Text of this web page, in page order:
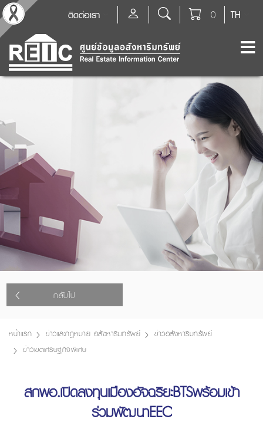
TH
0
ติดต่อเรา
กลับไป
หน้าแรก ข่าวและกฎหมาย อสังหาริมทรัพย์
ข่าวอสังหาริมทรัพย์
ข่าวเขตเศรษฐกิจพิเศษ
สกพอ.เปิดลงทุนเมืองอัจฉริยะBTSพร้อมเข้า
ร่วมพัฒนาEEC